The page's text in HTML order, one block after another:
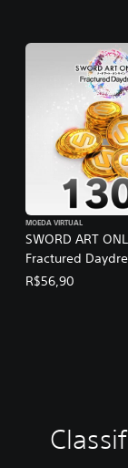
SWORD ART
Fractured
Medalhas SAO
MOEDA VIRTUAL
R$56,90